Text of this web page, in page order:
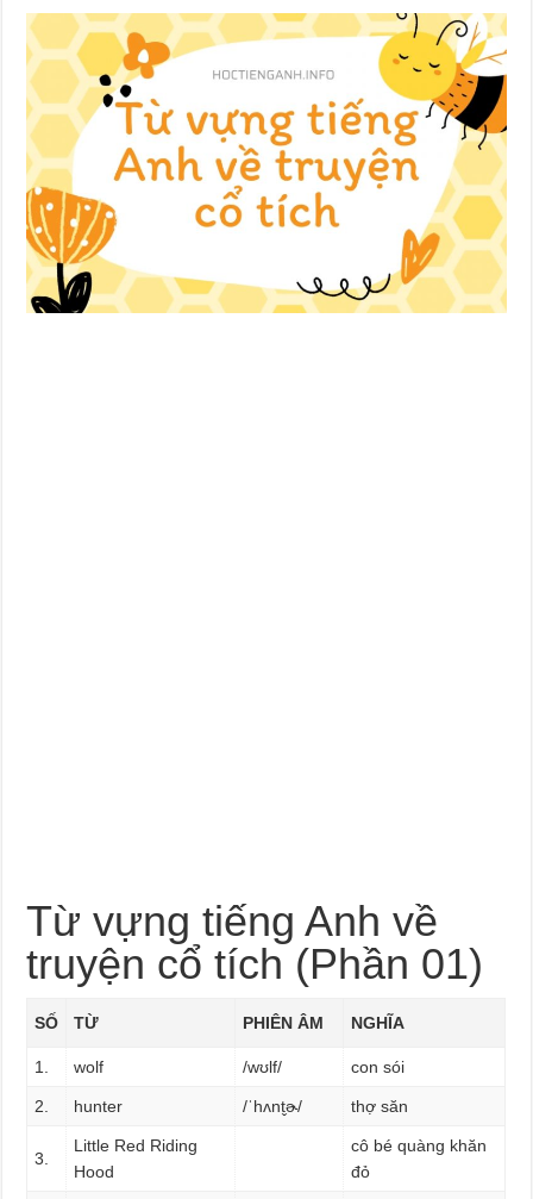
Từ vựng tiếng Anh về
truyện cổ tích (Phần 01)
SỐ TỪ PHIÊN ÂM NGHĨA
1. wolf /wʊlf/ con sói
2. hunter /ˈhʌnt̬ɚ/ thợ săn
3.
Little Red Riding
Hood
cô bé quàng khăn
đỏ